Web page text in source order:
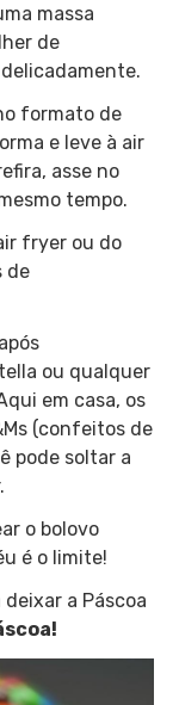
massa
de
formato de
e leve à air
asse no
tempo.
fryer ou do
de
ou qualquer
em casa, os
(confeitos de
pode soltar a
o bolovo
é o limite!
a Páscoa